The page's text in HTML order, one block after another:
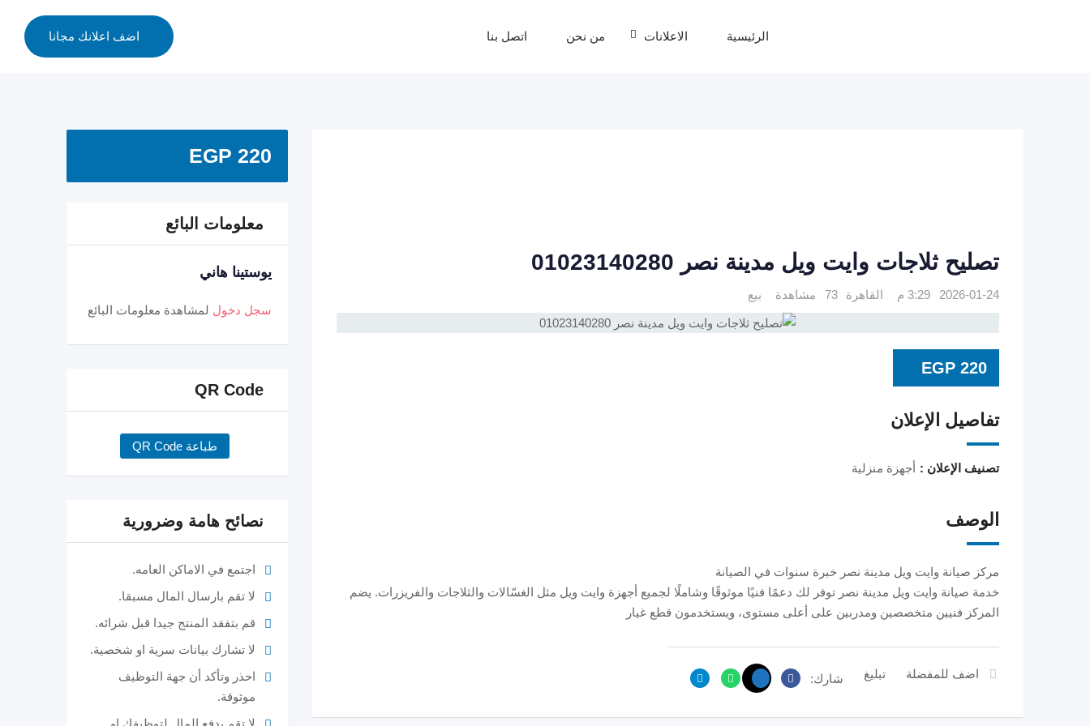
الرئيسية الاعلانات من نحن اتصل بنا اضف اعلانك مجانا
تصليح ثلاجات وايت ويل مدينة نصر 01023140280
2026-01-24 3:29 م القاهرة 73 مشاهدة بيع
EGP 220
تفاصيل الإعلان
تصنيف الإعلان : أجهزة منزلية
الوصف
مركز صيانة وايت ويل مدينة نصر خبرة سنوات في الصيانة
خدمة صيانة وايت ويل مدينة نصر توفر لك دعمًا فنيًا موثوقًا وشاملًا لجميع أجهزة وايت ويل مثل الغسّالات والثلاجات والفريزرات. يضم
المركز فنيين متخصصين ومدربين على أعلى مستوى، ويستخدمون قطع غيار
اضف للمفضلة تبليغ شارك:
EGP 220
معلومات البائع
يوستينا هاني
سجل دخول لمشاهدة معلومات البائع
QR Code
طباعة QR Code
نصائح هامة وضرورية
اجتمع في الاماكن العامه.
لا تقم بارسال المال مسبقا.
قم بتفقد المنتج جيدا قبل شرائه.
لا تشارك بيانات سرية او شخصية.
احذر وتأكد أن جهة التوظيف
موثوقة.
لا تقم بدفع المال لتوظيفك او